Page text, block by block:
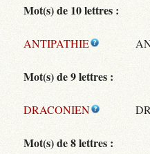
Mot(s) de 10 lettres :
ANTIPATHIE
Mot(s) de 9 lettres :
DRACONIEN
Mot(s) de 8 lettres :